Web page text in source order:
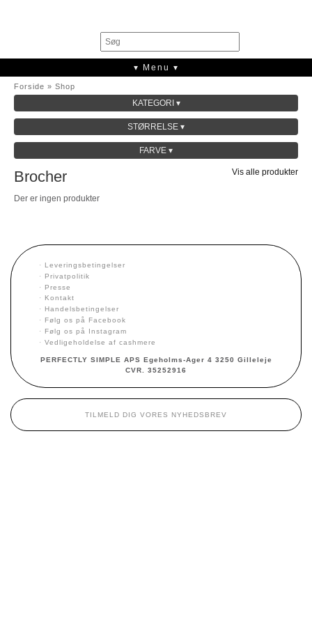
▾ Menu ▾
Forside » Shop
KATEGORI ▾
KOLLEKTION
STØRRELSE ▾
FARVE ▾
Vis alle produkter
Brocher
Der er ingen produkter
· Leveringsbetingelser
· Privatpolitik
· Presse
·
Kontakt
· Handelsbetingelser
· Følg os på Facebook
·
Følg os på Instagram
· Vedligeholdelse af cashmere
PERFECTLY SIMPLE APS Egeholms-Ager 4 3250 Gilleleje
CVR. 35252916
TILMELD DIG VORES NYHEDSBREV